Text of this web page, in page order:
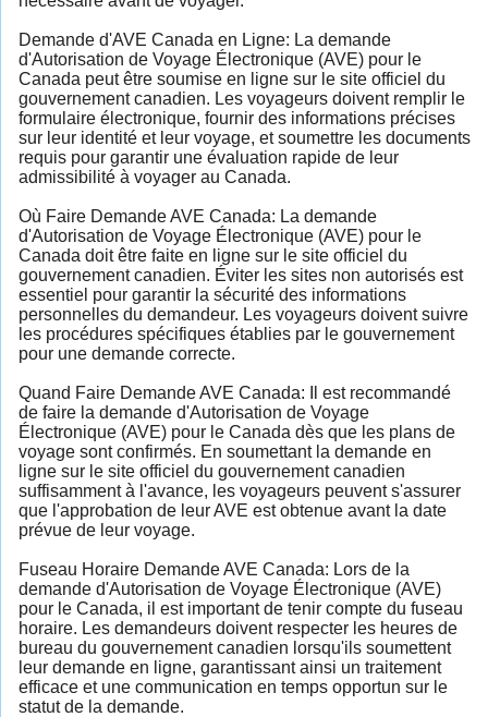
Demande d'AVE Canada en Ligne: La demande
d'Autorisation de Voyage Électronique (AVE) pour le
Canada peut être soumise en ligne sur le site officiel du
gouvernement canadien. Les voyageurs doivent remplir le
formulaire électronique, fournir des informations précises
sur leur identité et leur voyage, et soumettre les documents
requis pour garantir une évaluation rapide de leur
admissibilité à voyager au Canada.
Où Faire Demande AVE Canada: La demande
d'Autorisation de Voyage Électronique (AVE) pour le
Canada doit être faite en ligne sur le site officiel du
gouvernement canadien. Éviter les sites non autorisés est
essentiel pour garantir la sécurité des informations
personnelles du demandeur. Les voyageurs doivent suivre
les procédures spécifiques établies par le gouvernement
pour une demande correcte.
Quand Faire Demande AVE Canada: Il est recommandé
de faire la demande d'Autorisation de Voyage
Électronique (AVE) pour le Canada dès que les plans de
voyage sont confirmés. En soumettant la demande en
ligne sur le site officiel du gouvernement canadien
suffisamment à l'avance, les voyageurs peuvent s'assurer
que l'approbation de leur AVE est obtenue avant la date
prévue de leur voyage.
Fuseau Horaire Demande AVE Canada: Lors de la
demande d'Autorisation de Voyage Électronique (AVE)
pour le Canada, il est important de tenir compte du fuseau
horaire. Les demandeurs doivent respecter les heures de
bureau du gouvernement canadien lorsqu'ils soumettent
leur demande en ligne, garantissant ainsi un traitement
efficace et une communication en temps opportun sur le
statut de la demande.